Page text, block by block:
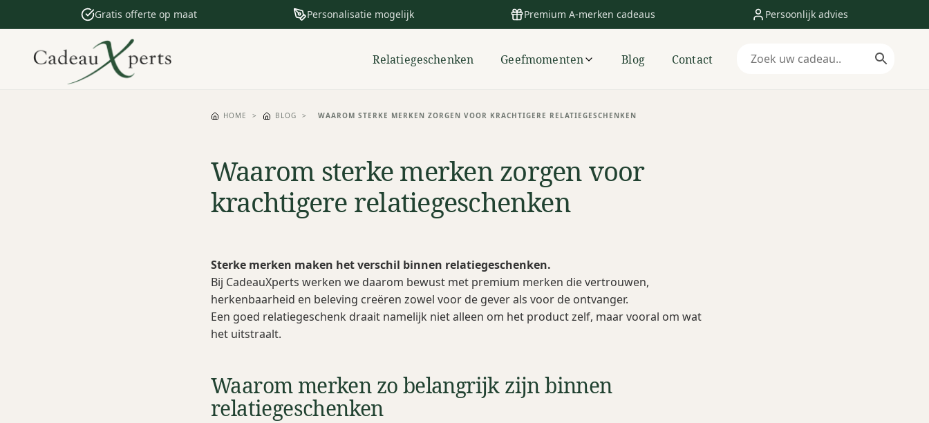
Gratis offerte op maat Personalisatie mogelijk Premium A-merken cadeaus Persoonlijk advies
Relatiegeschenken Geefmomenten Blog Contact
HOME > BLOG > WAAROM STERKE MERKEN ZORGEN VOOR KRACHTIGERE RELATIEGESCHENKEN
Waarom sterke merken zorgen voor
krachtigere relatiegeschenken
Sterke merken maken het verschil binnen relatiegeschenken.
Bij CadeauXperts werken we daarom bewust met premium merken die vertrouwen,
herkenbaarheid en beleving creëren zowel voor de gever als voor de ontvanger.
Een goed relatiegeschenk draait namelijk niet alleen om het product zelf, maar vooral om wat
het uitstraalt.
Waarom merken zo belangrijk zijn binnen
relatiegeschenken